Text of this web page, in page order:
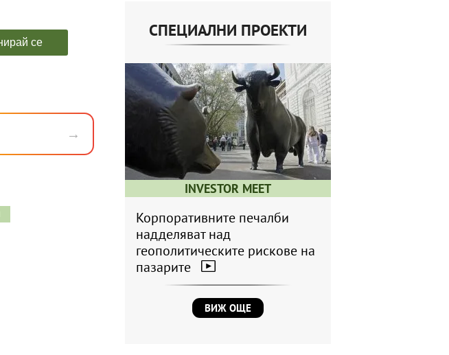
→
СПЕЦИАЛНИ ПРОЕКТИ
INVESTOR MEET
Корпоративните печалби
надделяват над
геополитическите рискове на
пазарите
ВИЖ ОЩЕ